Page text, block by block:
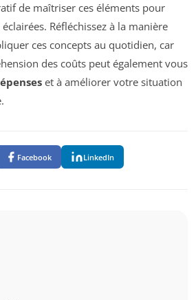
de maîtriser ces éléments pour
Réfléchissez à la manière
ces concepts au quotidien, car
des coûts peut également vous
et à améliorer votre situation
Facebook LinkedIn